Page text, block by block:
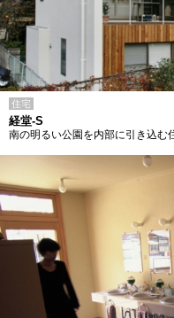
住宅
経堂-S
南の明るい公園を内部に引き込む